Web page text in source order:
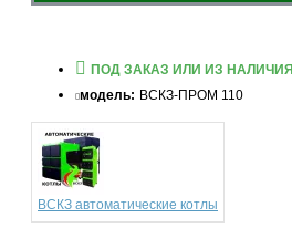
ПОД ЗАКАЗ ИЛИ ИЗ НАЛИЧИЯ
модель: ВСКЗ-ПРОМ 110
ВСКЗ автоматические котлы